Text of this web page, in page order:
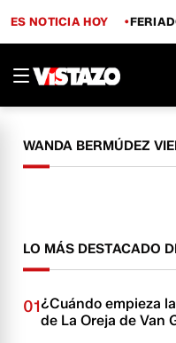
ES NOTICIA HOY
WANDA BERMÚDEZ
LO MÁS DESTACADO
01¿Cuándo empieza
de La Oreja de Van